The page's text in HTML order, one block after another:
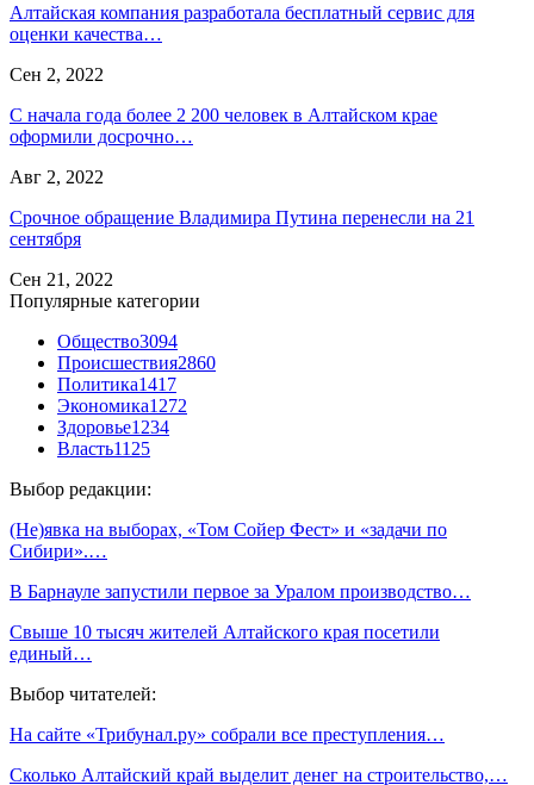
Алтайская компания разработала бесплатный сервис для
оценки качества…
Сен 2, 2022
С начала года более 2 200 человек в Алтайском крае
оформили досрочно…
Авг 2, 2022
Срочное обращение Владимира Путина перенесли на 21
сентября
Сен 21, 2022
Популярные категории
Общество3094
Происшествия2860
Политика1417
Экономика1272
Здоровье1234
Власть1125
Выбор редакции:
(Не)явка на выборах, «Том Сойер Фест» и «задачи по
Сибири».…
В Барнауле запустили первое за Уралом производство…
Свыше 10 тысяч жителей Алтайского края посетили
единый…
Выбор читателей:
На сайте «Трибунал.ру» собрали все преступления…
Сколько Алтайский край выделит денег на строительство,…